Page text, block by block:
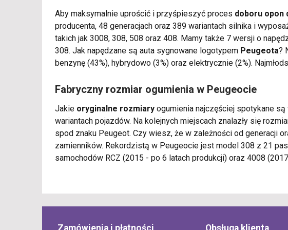
Aby maksymalnie uprościć i przyśpieszyć proces doboru opon
producenta, 48 generacjach oraz 389 wariantach silnika i
takich jak 3008, 308, 508 oraz 408. Mamy także 7 wersji o
308. Jak napędzane są auta sygnowane logotypem Peugeota?
benzynę (43%), hybrydowo (3%) oraz elektrycznie (2%).
Fabryczny rozmiar ogumienia w Peugeocie
Jakie oryginalne rozmiary ogumienia najczęściej spotykane
wariantach pojazdów. Na kolejnych miejscach znalazły się
spod znaku Peugeot. Czy wiesz, że w zależności od generacji
zamienników. Rekordzistą w Peugeocie jest model 308 z 21
samochodów RCZ (2015 - po 6 latach produkcji) oraz 4008
Zamówienia i płatności Obsługa klienta